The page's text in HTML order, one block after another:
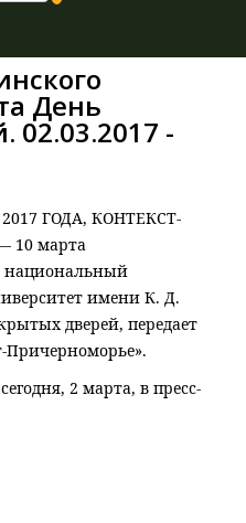
День
02.03.2017 -
ГОДА, КОНТЕКСТ-
10 марта
имени К. Д.
дверей, передает
Причерноморье».
2 марта, в пресс-